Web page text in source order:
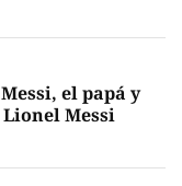
el papá y
Messi